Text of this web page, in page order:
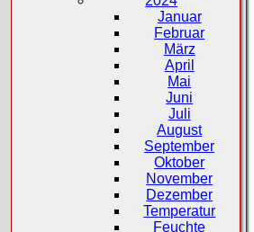
Januar
Februar
März
April
Mai
Juni
Juli
August
September
Oktober
November
Dezember
Temperatur
Feuchte